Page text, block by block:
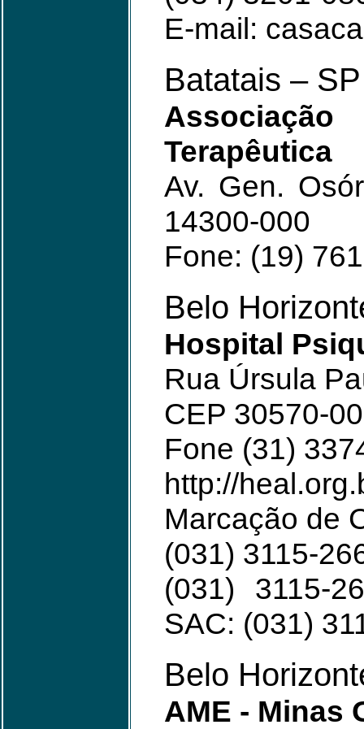
E-mail:
Batatais – SP
Terapêutica
Av. Gen.
14300-000
Fone: (19)
Belo
Hospital
Rua Úrsula
CEP 30570-
Fone (31)
http://
Marcação de
(031) 3115-
(031) 3115-
SAC: (031)
Belo
AME - Minas